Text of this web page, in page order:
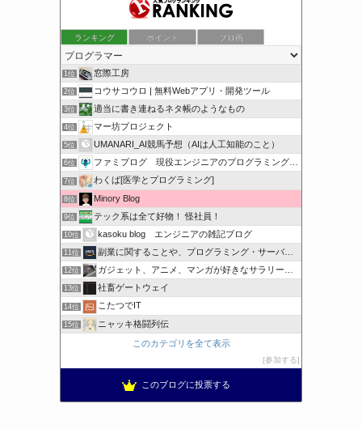
ランキング ポイント ブロ画
1位 窓際工房
2位 コウサコウロ | 無料Webアプリ・開発ツール
3位 適当に書き連ねるネタ帳のようなもの
4位 マー坊プロジェクト
5位 UMANARI_AI競馬予想（AIは人工知能のこと）
6位 ファミプログ 現役エンジニアのプログラミング入門講座
7位 わくば[医学とプログラミング]
8位 Minory Blog
9位 テック系は全て好物！ 怪社員！
10位 kasoku blog エンジニアの雑記ブログ
11位 副業に関することや、プログラミング・サーバー関係
12位 ガジェット、アニメ、マンガが好きなサラリーマンブログです。
13位 社畜ゲートウェイ
14位 こたつでIT
15位 ニャッキ格闘列伝
このカテゴリを全て表示
参加する
このブログに投票する